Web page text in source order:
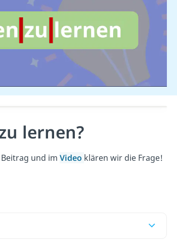
lernen?
und im Video klären wir die Frage!